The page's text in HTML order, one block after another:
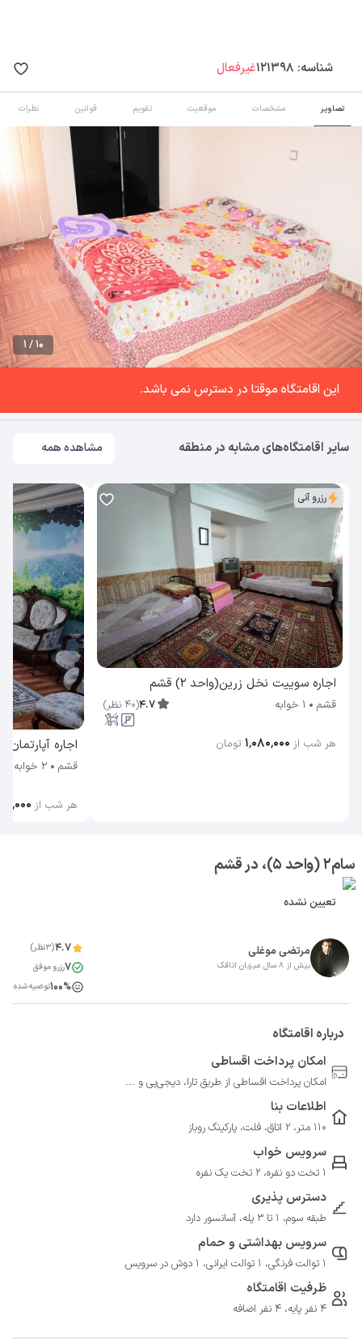
شناسه: 121398غیرفعال
تصاویر مشخصات موقعیت تقویم قوانین نظرات
1 / 10
این اقامتگاه موقتا در دسترس نمی باشد.
سایر اقامتگاه‌های مشابه در منطقه مشاهده همه
رزرو آنی
اجاره سوییت نخل زرین(واحد 2) قشم
قشم 1 خوابه 4.7
(
40 نظر)
هر شب از ۱٬۰۸۰٬۰۰۰ تومان اجاره آپارتمان
قشم 2 خوابه
هر شب از
سام2 (واحد 5)، در قشم
تعیین نشده
مرتضی موغلی
بیش از 8 سال میزبان اتاقک
4.7(3نظر)
7رزرو موفق
100%توصیه شده
درباره اقامتگاه
امکان پرداخت اقساطی
امکان پرداخت اقساطی از طریق تارا، دیجی‌پی و ...
اطلاعات بنا
110 متر، 2 اتاق، فلت، پارکینگ روباز
سرویس خواب
1 تخت دو نفره، 2 تخت یک نفره
دسترس پذیری
طبقه سوم، 1 تا 3 پله، آسانسور دارد
سرویس بهداشتی و حمام
1 توالت فرنگی، 1 توالت ایرانی، 1 دوش در سرویس
ظرفیت اقامتگاه
4 نفر پایه، 4 نفر اضافه